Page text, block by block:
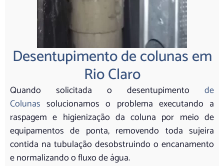
Desentupimento de colunas em
Rio Claro
Quando solicitada o desentupimento de
Colunas solucionamos o problema executando a
raspagem e higienização da coluna por meio de
equipamentos de ponta, removendo toda sujeira
contida na tubulação desobstruindo o encanamento
e normalizando o fluxo de água.